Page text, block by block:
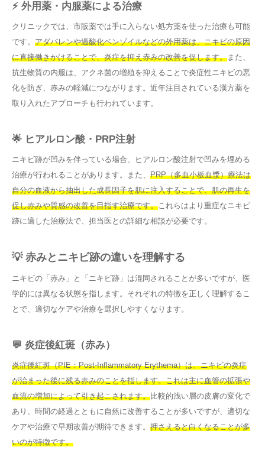
⚡ 外用薬・内服薬による治療
クリニックでは、市販薬では手に入らない処方薬を使った治療も可能
です。 アダパレンや過酸化ベンゾイルなどの外用薬は、ニキビの原因
に直接働きかけることで、炎症を抑え赤みの改善を促します。また、
抗生物質の内服は、アクネ菌の増殖を抑えることで炎症性ニキビの悪
化を防ぎ、赤みの軽減につながります。近年注目されている漢方薬を
取り入れたアプローチも行われています。
🌟 ヒアルロン酸・PRP注射
ニキビ跡が凹みを伴っている場合、ヒアルロン酸注射で凹みを埋める
治療が行われることがあります。また、 PRP（多血小板血漿）療法は
自分の血液から抽出した成長因子を肌に注入することで、肌の再生を
促し赤みや質感の改善を目指す治療です。これらはより重症なニキビ
跡に適した治療法で、担当医との詳細な相談が必要です。
💡 赤みとニキビ跡の違いを理解する
ニキビの「赤み」と「ニキビ跡」は混同されることが多いですが、医
学的には異なる状態を指します。それぞれの特徴を正しく理解するこ
とで、適切なケアや治療を選択しやすくなります。
💬 炎症後紅斑（赤み）
炎症後紅斑（PIE：Post-Inflammatory Erythema）は、ニキビの炎症
が治まった後に残る赤みのことを指します。これは主に血管の拡張や
血流の増加によって引き起こされます。比較的浅い層の皮膚の変化で
あり、時間の経過とともに自然に改善することが多いですが、適切な
ケアや治療で早期改善が期待できます。 押さえると白くなることが多
いのが特徴です。